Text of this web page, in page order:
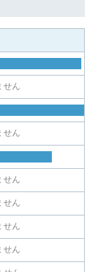
せん
せん
せん
せん
せん
せん